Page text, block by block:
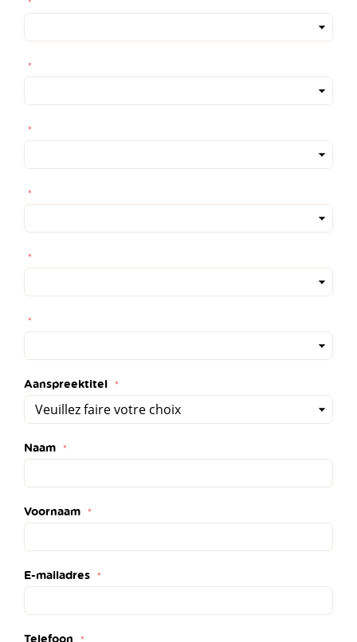
Aanspreektitel
Naam
Voornaam
E-mailadres
Telefoon